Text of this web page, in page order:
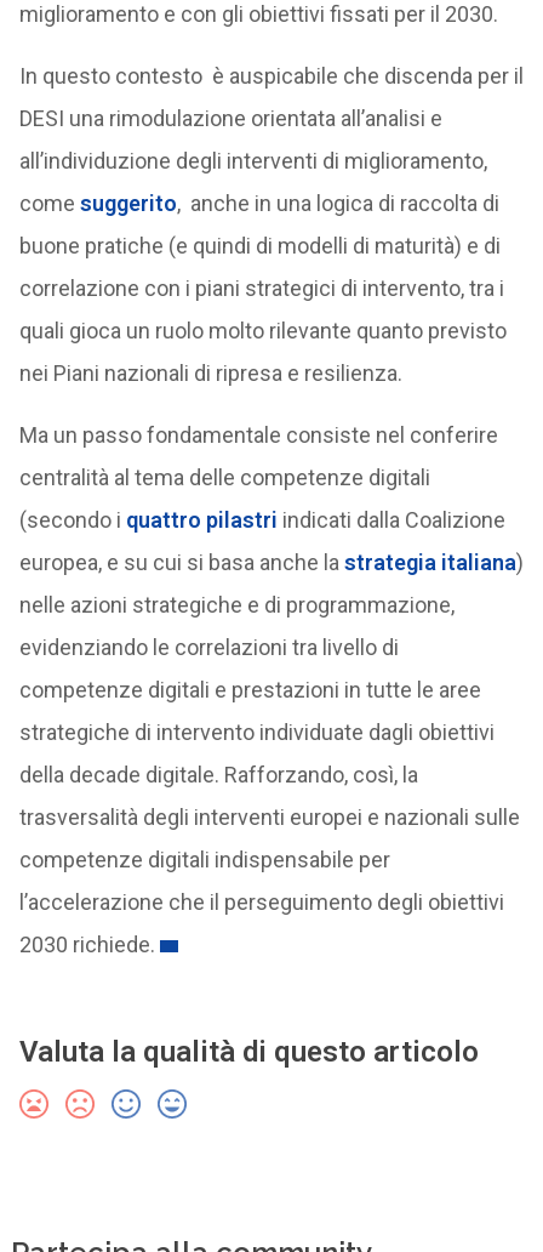
miglioramento e con gli obiettivi fissati per il 2030.
In questo contesto è auspicabile che discenda per il
DESI una rimodulazione orientata all’analisi e
all’individuzione degli interventi di miglioramento,
come suggerito, anche in una logica di raccolta di
buone pratiche (e quindi di modelli di maturità) e di
correlazione con i piani strategici di intervento, tra i
quali gioca un ruolo molto rilevante quanto previsto
nei Piani nazionali di ripresa e resilienza.
Ma un passo fondamentale consiste nel conferire
centralità al tema delle competenze digitali
(secondo i quattro pilastri indicati dalla Coalizione
europea, e su cui si basa anche la strategia italiana)
nelle azioni strategiche e di programmazione,
evidenziando le correlazioni tra livello di
competenze digitali e prestazioni in tutte le aree
strategiche di intervento individuate dagli obiettivi
della decade digitale. Rafforzando, così, la
trasversalità degli interventi europei e nazionali sulle
competenze digitali indispensabile per
l’accelerazione che il perseguimento degli obiettivi
2030 richiede.
Valuta la qualità di questo articolo